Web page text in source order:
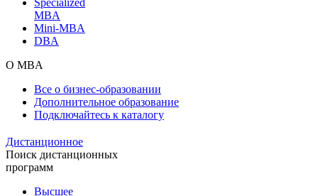
MBA
Mini-MBA
DBA
О MBA
Все о бизнес-образовании
Дополнительное образование
Подключайтесь к каталогу
Дистанционное
Поиск дистанционных
программ
Высшее